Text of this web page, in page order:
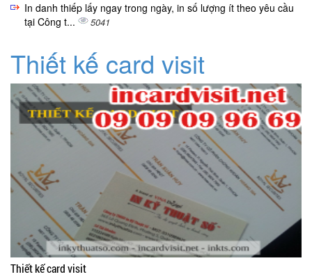
In danh thiếp lấy ngay trong ngày, in số lượng ít theo yêu cầu
tại Công t...
5041
Thiết kế card visit
Thiết kế card visit